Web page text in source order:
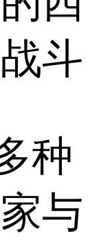
斗
种
与